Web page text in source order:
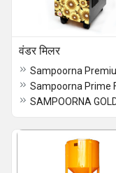
वंडर मिलर